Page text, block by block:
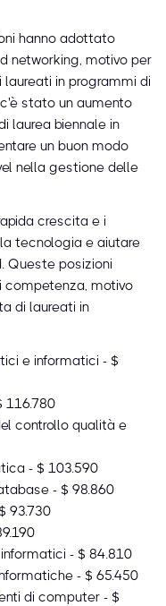
hanno adottato
networking, motivo per
in programmi di
stato un aumento
laurea biennale in
un buon modo
nella gestione delle
crescita e i
tecnologia e aiutare
Queste posizioni
competenza, motivo
di laureati in
e informatici - $
116.780
controllo qualità e
- $ 103.590
- $ 98.860
93.730
- $ 84.810
- $ 65.450
di computer - $